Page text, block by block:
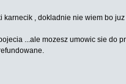
, dokladnie nie wiem bo
...ale mozesz umowic sie do